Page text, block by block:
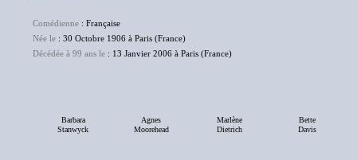
Comédienne : Française
Née le : 30 Octobre 1906 à Paris (France)
Décédée à 99 ans le : 13 Janvier 2006 à Paris (France)
Barbara
Stanwyck
Agnes
Moorehead
Marlène
Dietrich
Bette
Davis